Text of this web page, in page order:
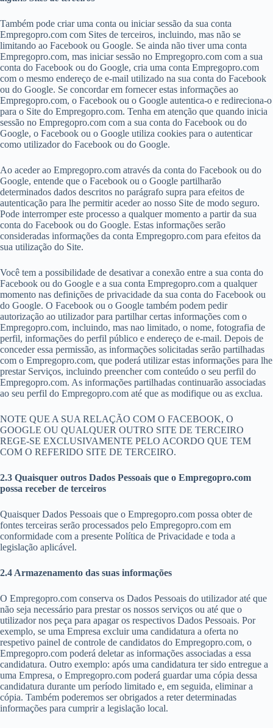
Também pode criar uma conta ou iniciar sessão da sua conta
Empregopro.com com Sites de terceiros, incluindo, mas não se
limitando ao Facebook ou Google. Se ainda não tiver uma conta
Empregopro.com, mas iniciar sessão no Empregopro.com com a sua
conta do Facebook ou do Google, cria uma conta Empregopro.com
com o mesmo endereço de e-mail utilizado na sua conta do Facebook
ou do Google. Se concordar em fornecer estas informações ao
Empregopro.com, o Facebook ou o Google autentica-o e redireciona-o
para o Site do Empregopro.com. Tenha em atenção que quando inicia
sessão no Empregopro.com com a sua conta do Facebook ou do
Google, o Facebook ou o Google utiliza cookies para o autenticar
como utilizador do Facebook ou do Google.
Ao aceder ao Empregopro.com através da conta do Facebook ou do
Google, entende que o Facebook ou o Google partilharão
determinados dados descritos no parágrafo supra para efeitos de
autenticação para lhe permitir aceder ao nosso Site de modo seguro.
Pode interromper este processo a qualquer momento a partir da sua
conta do Facebook ou do Google. Estas informações serão
consideradas informações da conta Empregopro.com para efeitos da
sua utilização do Site.
Você tem a possibilidade de desativar a conexão entre a sua conta do
Facebook ou do Google e a sua conta Empregopro.com a qualquer
momento nas definições de privacidade da sua conta do Facebook ou
do Google. O Facebook ou o Google também podem pedir
autorização ao utilizador para partilhar certas informações com o
Empregopro.com, incluindo, mas nao limitado, o nome, fotografia de
perfil, informações do perfil público e endereço de e-mail. Depois de
conceder essa permissão, as informações solicitadas serão partilhadas
com o Empregopro.com, que poderá utilizar estas informações para lhe
prestar Serviços, incluindo preencher com conteúdo o seu perfil do
Empregopro.com. As informações partilhadas continuarão associadas
ao seu perfil do Empregopro.com até que as modifique ou as exclua.
NOTE QUE A SUA RELAÇÃO COM O FACEBOOK, O
GOOGLE OU QUALQUER OUTRO SITE DE TERCEIRO
REGE-SE EXCLUSIVAMENTE PELO ACORDO QUE TEM
COM O REFERIDO SITE DE TERCEIRO.
2.3 Quaisquer outros Dados Pessoais que o Empregopro.com
possa receber de terceiros
Quaisquer Dados Pessoais que o Empregopro.com possa obter de
fontes terceiras serão processados pelo Empregopro.com em
conformidade com a presente Política de Privacidade e toda a
legislação aplicável.
2.4 Armazenamento das suas informações
O Empregopro.com conserva os Dados Pessoais do utilizador até que
não seja necessário para prestar os nossos serviços ou até que o
utilizador nos peça para apagar os respectivos Dados Pessoais. Por
exemplo, se uma Empresa excluir uma candidatura a oferta no
respetivo painel de controle de candidatos do Empregopro.com, o
Empregopro.com poderá deletar as informações associadas a essa
candidatura. Outro exemplo: após uma candidatura ter sido entregue a
uma Empresa, o Empregopro.com poderá guardar uma cópia dessa
candidatura durante um período limitado e, em seguida, eliminar a
cópia. Também poderemos ser obrigados a reter determinadas
informações para cumprir a legislação local.